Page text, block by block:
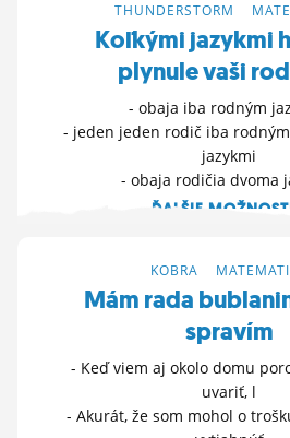
THUNDERSTORM
Koľkými jazykmi
plynule vaši
- obaja iba rodným
- jeden jeden rodič iba
jazykmi
- obaja rodičia dvoma
ĎALŠIE
KOBRA
Mám rada
spravím
- Keď viem aj okolo domu
uvariť, l
- Akurát, že som mohol o